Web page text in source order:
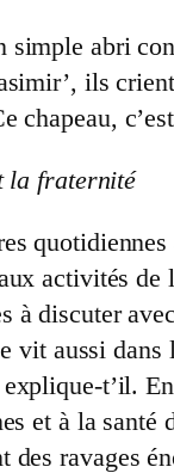
simple abri
ils
chapeau,
la fraternité
activités de
à discuter
vit aussi dans
t’il.
et à la
des ravages